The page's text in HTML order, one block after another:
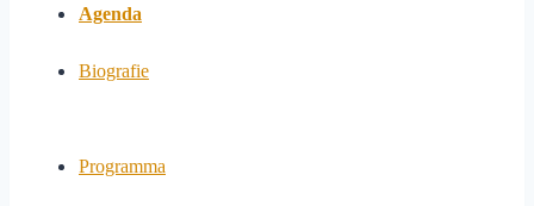
Agenda
Biografie
Programma